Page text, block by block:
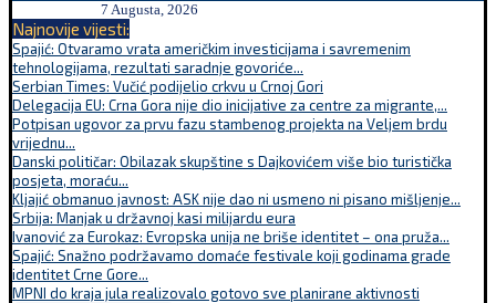
7 Augusta, 2026
Najnovije vijesti:
Spajić: Otvaramo vrata američkim investicijama i savremenim
tehnologijama, rezultati saradnje govoriće...
Serbian Times: Vučić podijelio crkvu u Crnoj Gori
Delegacija EU: Crna Gora nije dio inicijative za centre za migrante,...
Potpisan ugovor za prvu fazu stambenog projekta na Veljem brdu
vrijednu...
Danski političar: Obilazak skupštine s Dajkovićem više bio turistička
posjeta, moraću...
Kljajić obmanuo javnost: ASK nije dao ni usmeno ni pisano mišljenje...
Srbija: Manjak u državnoj kasi milijardu eura
Ivanović za Eurokaz: Evropska unija ne briše identitet – ona pruža...
Spajić: Snažno podržavamo domaće festivale koji godinama grade
identitet Crne Gore...
MPNI do kraja jula realizovalo gotovo sve planirane aktivnosti